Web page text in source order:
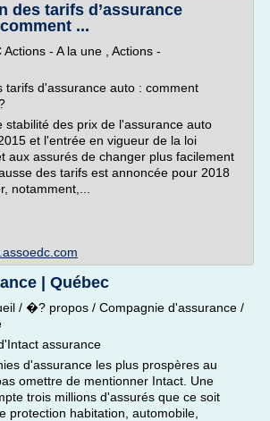
des tarifs d’assurance
...
- A la une , Actions -
tarifs d'assurance auto : comment
stabilité des prix de l'assurance auto
et l'entrée en vigueur de la loi
aux assurés de changer plus facilement
des tarifs est annoncée pour 2018
notamment,...
| Québec
/ �? propos / Compagnie d'assurance /
assurance
d'assurance les plus prospères au
omettre de mentionner Intact. Une
trois millions d'assurés que ce soit
protection habitation, automobile,